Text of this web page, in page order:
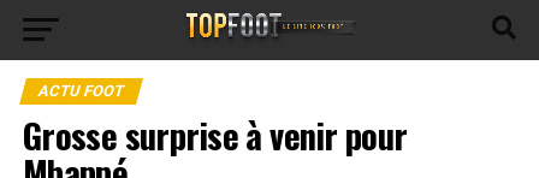
ACTU FOOT
Grosse surprise à venir pour